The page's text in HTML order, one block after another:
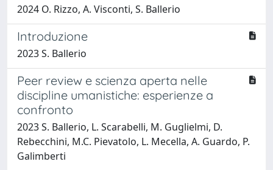
2024 O. Rizzo, A. Visconti, S. Ballerio
Introduzione
2023 S. Ballerio
Peer review e scienza aperta nelle
discipline umanistiche: esperienze a
confronto
2023 S. Ballerio, L. Scarabelli, M. Guglielmi, D.
Rebecchini, M.C. Pievatolo, L. Mecella, A. Guardo, P.
Galimberti